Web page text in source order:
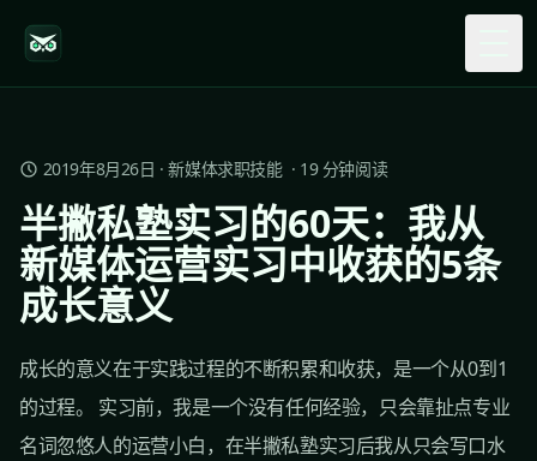
2019年8月26日 ·新媒体求职技能· 19分钟阅读
半撇私塾实习的60天：我从
新媒体运营实习中收获的5条
成长意义
成长的意义在于实践过程的不断积累和收获，是一个从0到1
的过程。 实习前，我是一个没有任何经验，只会靠扯点专业
名词忽悠人的运营小白，在半撇私塾实习后我从只会写口水